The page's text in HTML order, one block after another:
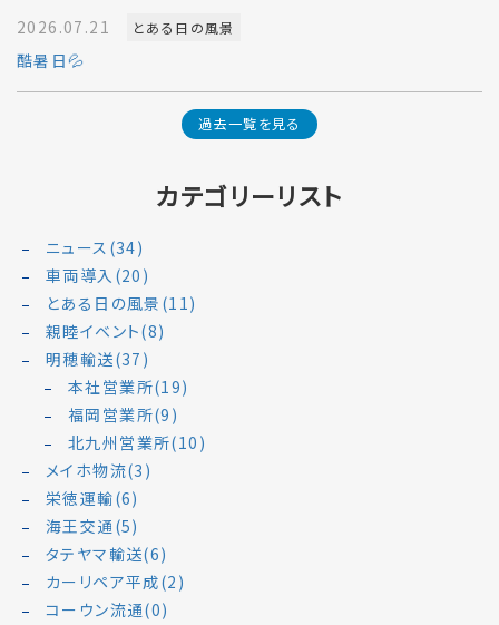
2026.07.21 とある日の風景
酷暑日💦
過去一覧を見る
カテゴリーリスト
ニュース(34)
車両導入(20)
とある日の風景(11)
親睦イベント(8)
明穂輸送(37)
本社営業所(19)
福岡営業所(9)
北九州営業所(10)
メイホ物流(3)
栄徳運輸(6)
海王交通(5)
タテヤマ輸送(6)
カーリペア平成(2)
コーウン流通(0)